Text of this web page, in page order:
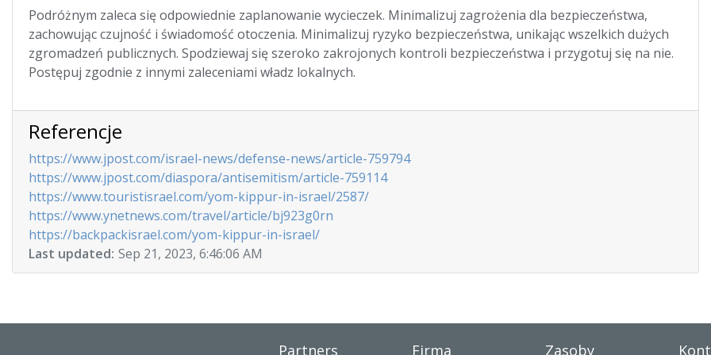
Podróżnym zaleca się odpowiednie zaplanowanie wycieczek. Minimalizuj zagrożenia dla bezpieczeństwa,
zachowując czujność i świadomość otoczenia. Minimalizuj ryzyko bezpieczeństwa, unikając wszelkich dużych
zgromadzeń publicznych. Spodziewaj się szeroko zakrojonych kontroli bezpieczeństwa i przygotuj się na nie.
Postępuj zgodnie z innymi zaleceniami władz lokalnych.
Referencje
https://www.jpost.com/israel-news/defense-news/article-759794
https://www.jpost.com/diaspora/antisemitism/article-759114
https://www.touristisrael.com/yom-kippur-in-israel/2587/
https://www.ynetnews.com/travel/article/bj923g0rn
https://backpackisrael.com/yom-kippur-in-israel/
Last updated: Sep 21, 2023, 6:46:06 AM
Partners Firma Zasoby